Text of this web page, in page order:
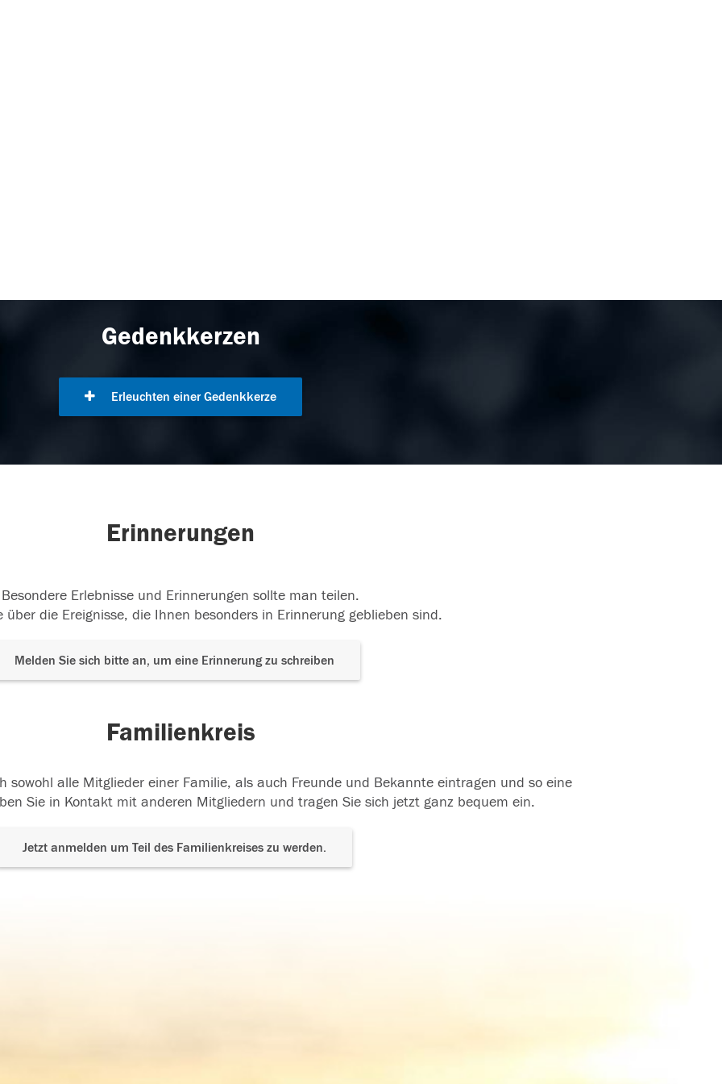
Gedenkkerzen
Erleuchten einer Gedenkkerze
Erinnerungen
Besondere Erlebnisse und Erinnerungen sollte man teilen.
über die Ereignisse, die Ihnen besonders in Erinnerung geblieben sind.
Melden Sie sich bitte an, um eine Erinnerung zu schreiben
Familienkreis
sowohl alle Mitglieder einer Familie, als auch Freunde und Bekannte eintragen und so eine
Sie in Kontakt mit anderen Mitgliedern und tragen Sie sich jetzt ganz bequem ein.
Jetzt anmelden um Teil des Familienkreises zu werden.